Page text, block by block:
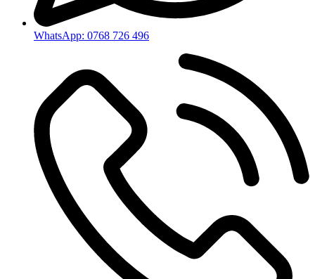
WhatsApp: 0768 726 496